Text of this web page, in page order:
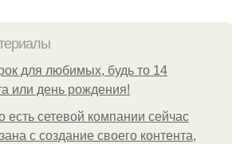
для любимых, будь то 14
или день рождения!
есть сетевой компании сейчас
с создание своего контента,